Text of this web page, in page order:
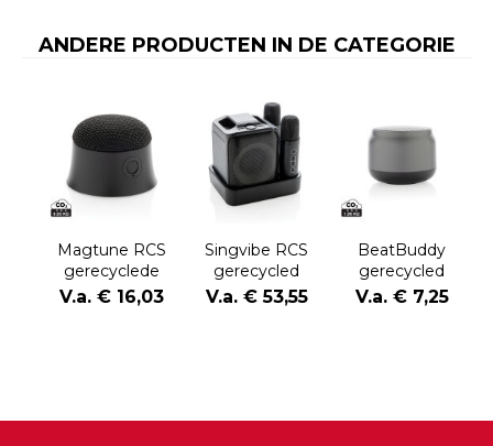
ANDERE PRODUCTEN IN DE CATEGORIE
Magtune RCS
gerecyclede
plastic
magnetische
V.a. € 16,03
Singvibe RCS
gerecycled
plastic
karaokeset met
V.a. € 53,55
BeatBuddy
gerecycled
plastic 3W-
luidspreker
V.a. € 7,25